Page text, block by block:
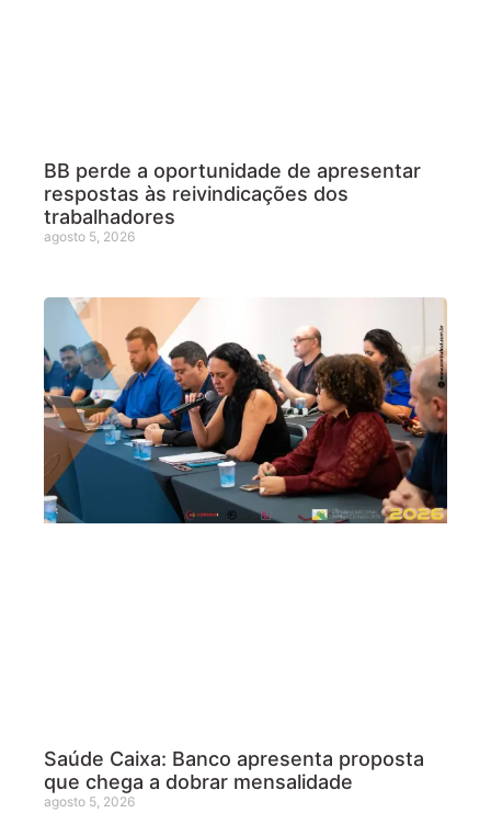
BB perde a oportunidade de apresentar
respostas às reivindicações dos
trabalhadores
agosto 5, 2026
Saúde Caixa: Banco apresenta proposta
que chega a dobrar mensalidade
agosto 5, 2026